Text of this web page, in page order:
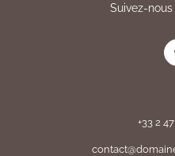
Suivez-
+33 2